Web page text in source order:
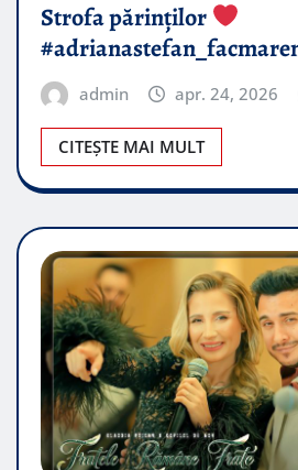
Strofa părinților
admin apr. 24, 2026
CITEȘTE MAI MULT